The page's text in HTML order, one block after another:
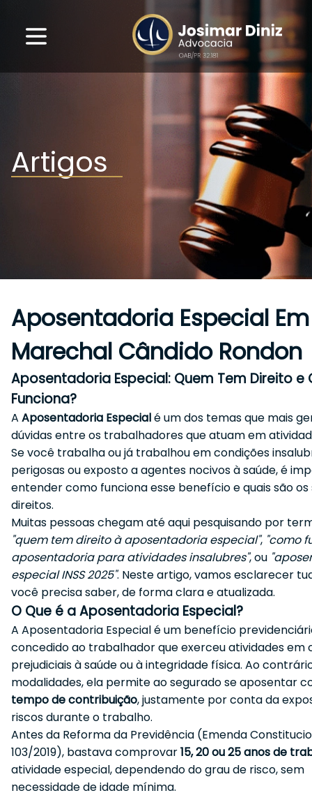
Artigos
Aposentadoria Especial Em
Marechal Cândido Rondon
Aposentadoria Especial: Quem Tem Direito e
Funciona?
A Aposentadoria Especialé um dos temas que mais
dúvidas entre os trabalhadores que atuam em
Se você trabalha ou já trabalhou em condições
perigosas ou exposto a agentes nocivos à saúde, é
entender como funciona esse benefício e quais são os
direitos.
Muitas pessoas chegam até aqui pesquisando por
"quem tem direito à aposentadoria especial", "como
aposentadoria para atividades insalubres", ou
especial INSS 2025". Neste artigo, vamos esclarecer
você precisa saber, de forma clara e atualizada.
O Que é a Aposentadoria Especial?
A Aposentadoria Especial é um benefício
concedido ao trabalhador que exerceu atividades em
prejudiciais à saúde ou à integridade física. Ao
modalidades, ela permite ao segurado se aposentar
tempo de contribuição, justamente por conta da
riscos durante o trabalho.
Antes da Reforma da Previdência (Emenda
103/2019), bastava comprovar15, 20 ou 25 anos de
atividade especial, dependendo do grau de risco, sem
necessidade de idade mínima.